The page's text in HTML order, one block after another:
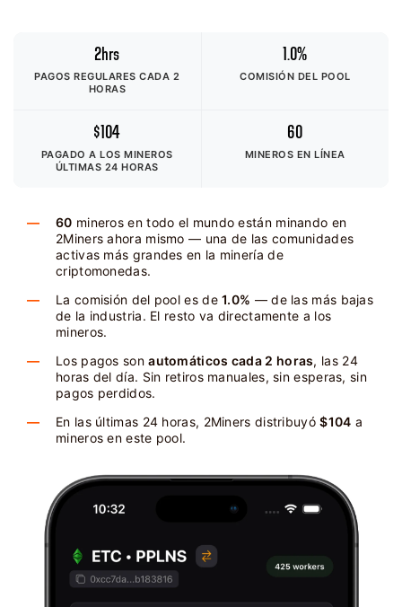
2hrs
PAGOS REGULARES CADA 2
HORAS
1.0%
COMISIÓN DEL POOL
$104
PAGADO A LOS MINEROS
ÚLTIMAS 24 HORAS
60
MINEROS EN LÍNEA
60 mineros en todo el mundo están minando en
2Miners ahora mismo — una de las comunidades
activas más grandes en la minería de
criptomonedas.
La comisión del pool es de1.0% — de las más bajas
de la industria. El resto va directamente a los
mineros.
Los pagos sonautomáticos cada 2 horas, las 24
horas del día. Sin retiros manuales, sin esperas, sin
pagos perdidos.
En las últimas 24 horas, 2Miners distribuyó$104 a
mineros en este pool.